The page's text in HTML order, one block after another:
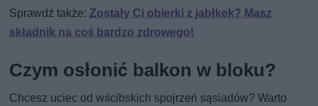
Sprawdź także:Zostały Ci obierki z jabłkek? Masz
składnik na coś bardzo zdrowego!
Czym osłonić balkon w bloku?
Chcesz uciec od wścibskich spojrzeń sąsiadów? Warto